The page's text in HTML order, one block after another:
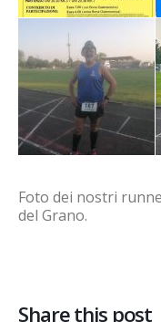
Foto dei nostri
del Grano.
Share this post